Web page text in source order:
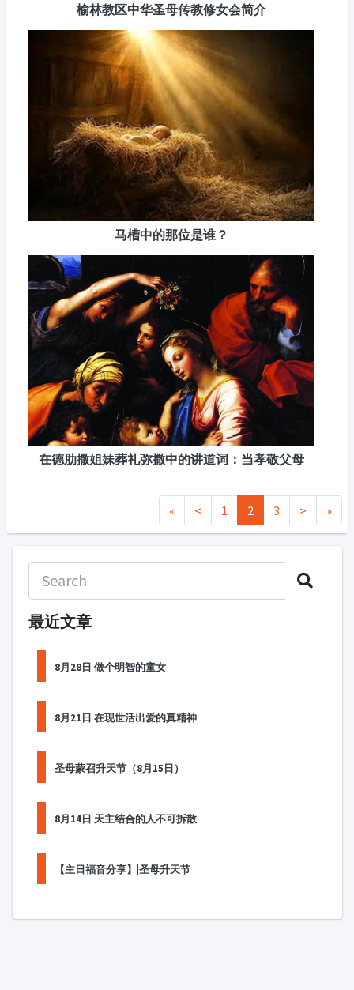
榆林教区中华圣母传教修女会简介
马槽中的那位是谁？
在德肋撒姐妹葬礼弥撒中的讲道词：当孝敬父母
« < 1 2 3 > »
最近文章
8月28日 做个明智的童女
8月21日 在现世活出爱的真精神
圣母蒙召升天节（8月15日）
8月14日 天主结合的人不可拆散
【主日福音分享】|圣母升天节